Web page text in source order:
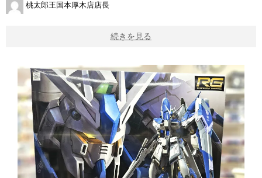
桃太郎王国本厚木店店長
続きを見る